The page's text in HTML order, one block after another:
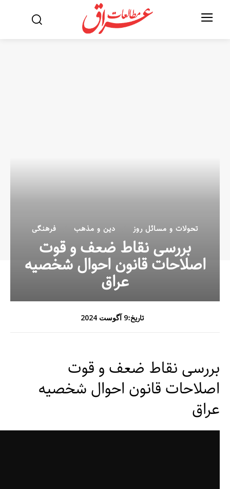
تحولات و مسائل روز دین و مذهب فرهنگی
بررسی نقاط ضعف و قوت
اصلاحات قانون احوال شخصیه
عراق
تاریخ:9 آگوست 2024
بررسی نقاط ضعف و قوت
اصلاحات قانون احوال شخصیه
عراق